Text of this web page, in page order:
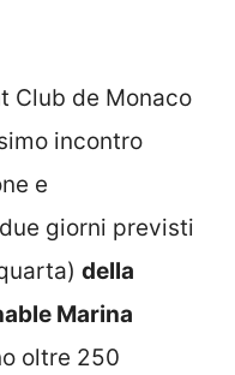
Club de Monaco
incontro
e
giorni previsti
della
Marina
oltre 250